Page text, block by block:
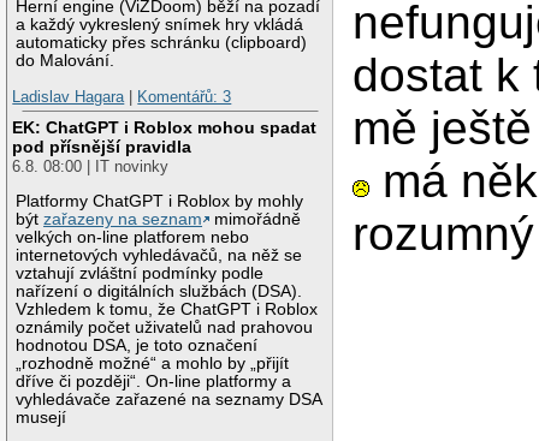
Herní engine (ViZDoom) běží na pozadí
a každý vykreslený snímek hry vkládá
automaticky přes schránku (clipboard)
do Malování.
Ladislav Hagara
Komentářů: 3
EK: ChatGPT i Roblox mohou spadat
pod přísnější pravidla
6.8. 08:00 | IT novinky
Platformy ChatGPT i Roblox by mohly
býtzařazeny na seznam
mimořádně
velkých on-line platforem nebo
internetových vyhledávačů, na něž se
vztahují zvláštní podmínky podle
nařízení o digitálních službách (DSA).
Vzhledem k tomu, že ChatGPT i Roblox
oznámily počet uživatelů nad prahovou
hodnotou DSA, je toto označení
„rozhodně možné“ a mohlo by „přijít
dříve či později“. On-line platformy a
vyhledávače zařazené na seznamy DSA
musejí
dostat k
mě
má